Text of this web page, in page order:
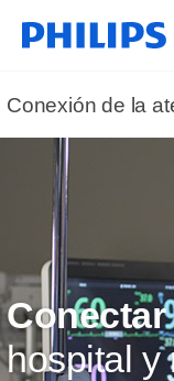
Conexión de la
hospital y